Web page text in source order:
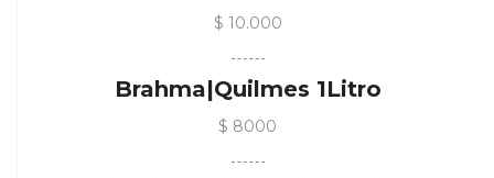
$ 10.000
Brahma|Quilmes 1Litro
$ 8000